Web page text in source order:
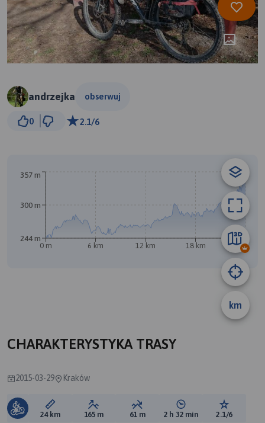
andrzejka obserwuj
0 2.1/6
km
0 m 6 km 12 km 18 km 24 km
244 m
300 m
357 m
CHARAKTERYSTYKA TRASY
2015-03-29 Kraków
Długość trasy:
24 km Suma przewyższeń:
165 m Suma spadków:
61 m Średni czas potrzebny
2 h 32 min Ocena
2.1/6